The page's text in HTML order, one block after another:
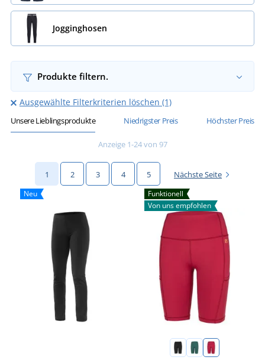
Jogginghosen
Produkte filtern.
Ausgewählte Filterkriterien löschen (1)
Unsere Lieblingsprodukte Niedrigster Preis Höchster Preis
Anzeige 1-24 von 97
1 2 3 4 5 Nächste Seite
Neu
Funktionell
Von uns empfohlen